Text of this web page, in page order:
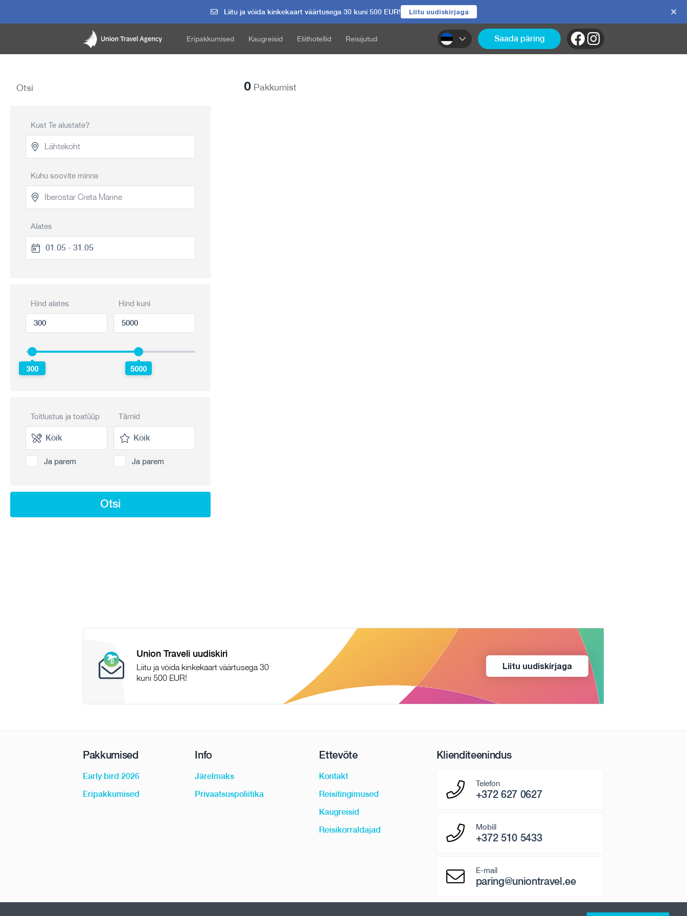
Liitu ja võida kinkekaart väärtusega 30 kuni 500 EUR! Liitu uudiskirjaga
Eripakkumised Kaugreisid Eliithotellid Reisijutud Saada päring
Otsi
Kust Te alustate?
Kuhu soovite minna
Alates
Hind alates Hind kuni
300 5000
Toitlustus ja toatüüp
Ja parem
Tärnid
Ja parem
Otsi
0 Pakkumist
Union Traveli uudiskiri
Liitu ja võida kinkekaart väärtusega 30
kuni 500 EUR!
Liitu uudiskirjaga
Pakkumised
Early bird 2026
Eripakkumised
Info
Järelmaks
Privaatsuspoliitika
Ettevõte
Kontakt
Reisitingimused
Kaugreisid
Reisikorraldajad
Klienditeenindus
Telefon
+372 627 0627
Mobiil
+372 510 5433
E-mail
paring@uniontravel.ee